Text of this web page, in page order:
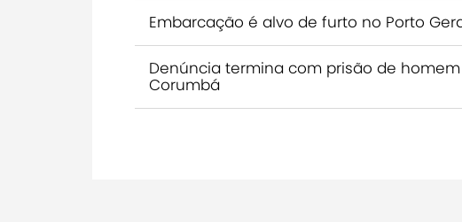
Embarcação é alvo de furto no Porto
Denúncia termina com prisão de
Corumbá